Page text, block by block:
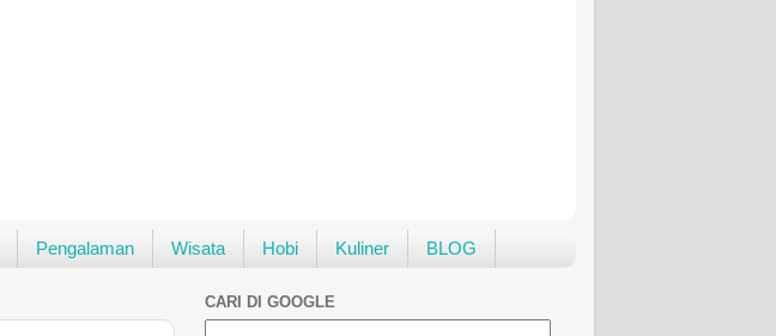
Pengalaman Wisata Hobi Kuliner BLOG
CARI DI GOOGLE